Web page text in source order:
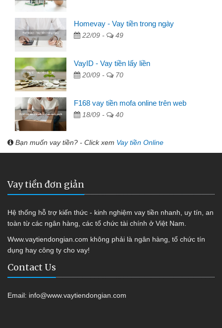
Homevay - Vay tiền trong ngày
22/09 - 49
VayID - Vay tiền lấy liền
20/09 - 70
F168 vay tiền mofa online trên web
18/09 - 40
Bạn muốn vay tiền? - Click xem Vay tiền Online
Vay tiền đơn giản
Hệ thống hỗ trợ kiến thức - kinh nghiệm vay tiền nhanh, uy tín, an
toàn từ các ngân hàng, các tổ chức tài chính ở Việt Nam.
Www.vaytiendongian.com không phải là ngân hàng, tổ chức tín
dụng hay công ty cho vay!
Contact Us
Email: info@www.vaytiendongian.com